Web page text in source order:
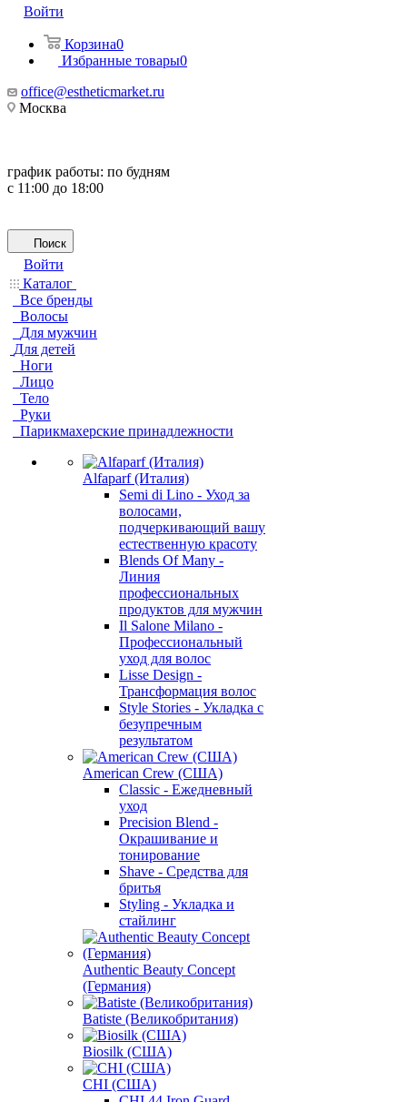
Войти
Корзина0
Избранные товары0
office@estheticmarket.ru
Москва
график работы: по будням
с 11:00 до 18:00
Поиск
Войти
Каталог
Все бренды
Волосы
Для мужчин
Для детей
Ноги
Лицо
Тело
Руки
Парикмахерские принадлежности
Alfaparf (Италия)
Semi di Lino - Уход за
волосами,
подчеркивающий вашу
естественную красоту
Blends Of Many -
Линия
профессиональных
продуктов для мужчин
Il Salone Milano -
Профессиональный
уход для волос
Lisse Design -
Трансформация волос
Style Stories - Укладка с
безупречным
результатом
American Crew (США)
Classic - Ежедневный
уход
Precision Blend -
Окрашивание и
тонирование
Shave - Средства для
бритья
Styling - Укладка и
стайлинг
Authentic Beauty Concept
(Германия)
Batiste (Великобритания)
Biosilk (США)
CHI (США)